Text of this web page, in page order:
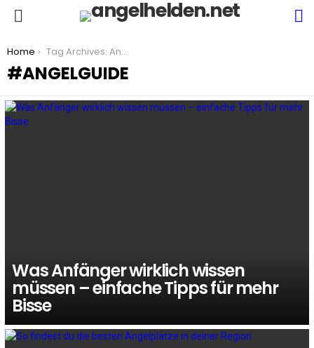
You are here:
Home Tag Archives: Angelguide
ANGELGUIDE
LATEST
Was Anfänger wirklich wissen
müssen – einfache Tipps für mehr
Bisse